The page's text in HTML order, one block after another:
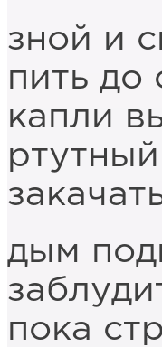
зной и
пить до
капли
дым
пока